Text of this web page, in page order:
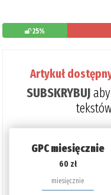
25%
Artykuł
SUBSKRYBUJ
GPC miesięcznie
60 zł
miesięcznie